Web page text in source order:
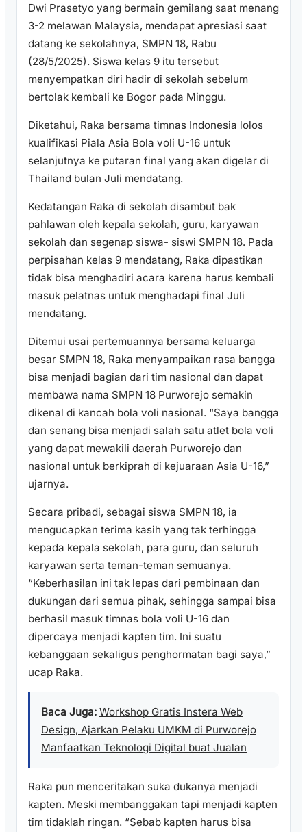
Dwi Prasetyo yang bermain gemilang saat menang
3-2 melawan Malaysia, mendapat apresiasi saat
datang ke sekolahnya, SMPN 18, Rabu
(28/5/2025). Siswa kelas 9 itu tersebut
menyempatkan diri hadir di sekolah sebelum
bertolak kembali ke Bogor pada Minggu.
Diketahui, Raka bersama timnas Indonesia lolos
kualifikasi Piala Asia Bola voli U-16 untuk
selanjutnya ke putaran final yang akan digelar di
Thailand bulan Juli mendatang.
Kedatangan Raka di sekolah disambut bak
pahlawan oleh kepala sekolah, guru, karyawan
sekolah dan segenap siswa- siswi SMPN 18. Pada
perpisahan kelas 9 mendatang, Raka dipastikan
tidak bisa menghadiri acara karena harus kembali
masuk pelatnas untuk menghadapi final Juli
mendatang.
Ditemui usai pertemuannya bersama keluarga
besar SMPN 18, Raka menyampaikan rasa bangga
bisa menjadi bagian dari tim nasional dan dapat
membawa nama SMPN 18 Purworejo semakin
dikenal di kancah bola voli nasional. “Saya bangga
dan senang bisa menjadi salah satu atlet bola voli
yang dapat mewakili daerah Purworejo dan
nasional untuk berkiprah di kejuaraan Asia U-16,”
ujarnya.
Secara pribadi, sebagai siswa SMPN 18, ia
mengucapkan terima kasih yang tak terhingga
kepada kepala sekolah, para guru, dan seluruh
karyawan serta teman-teman semuanya.
“Keberhasilan ini tak lepas dari pembinaan dan
dukungan dari semua pihak, sehingga sampai bisa
berhasil masuk timnas bola voli U-16 dan
dipercaya menjadi kapten tim. Ini suatu
kebanggaan sekaligus penghormatan bagi saya,”
ucap Raka.
Baca Juga: Workshop Gratis Instera Web
Design, Ajarkan Pelaku UMKM di Purworejo
Manfaatkan Teknologi Digital buat Jualan
Raka pun menceritakan suka dukanya menjadi
kapten. Meski membanggakan tapi menjadi kapten
tim tidaklah ringan. “Sebab kapten harus bisa